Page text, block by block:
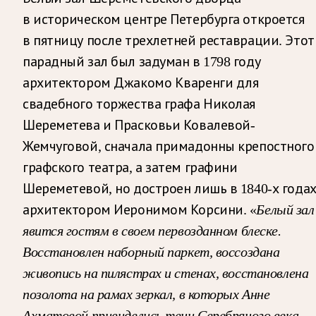
в историческом центре Петербурга откроется
в пятницу после трехлетней реставрации. Этот
парадный зал был задуман в 1798 году
архитектором Джакомо Кваренги для
свадебного торжества графа Николая
Шереметева и Прасковьи Ковалевой-
Жемчуговой, сначала примадонны крепостного
графского театра, а затем графини
Шереметевой, но достроен лишь в 1840-х годах
архитектором Иеронимом Корсини. «Белый зал
явится гостям в своем первозданном блеске.
Восстановлен наборный паркет, воссоздана
живопись на пилястрах и стенах, восстановлена
позолота на рамах зеркал, в которых Анне